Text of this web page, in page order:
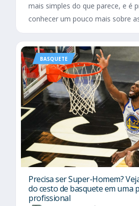
mais simples do que parece, e é
conhecer um pouco mais sobre
BASQUETE
Precisa ser Super-Homem?
do cesto de basquete em uma
profissional